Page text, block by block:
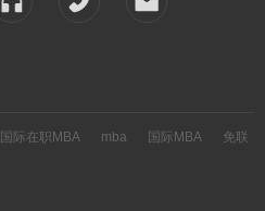
国际在职MBA mba 国际MBA
免联